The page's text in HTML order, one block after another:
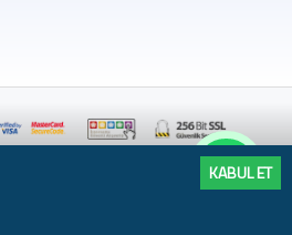
KABUL ET